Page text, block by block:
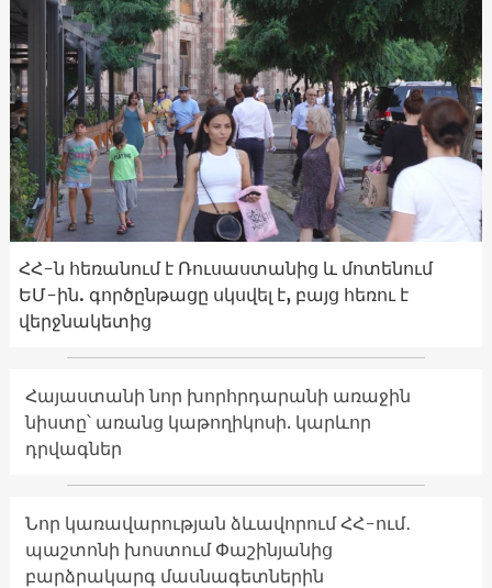
ՀՀ-ն հեռանում է Ռուսաստանից և մոտենում
ԵՄ-ին. գործընթացը սկսվել է, բայց հեռու է
վերջնակետից
Հայաստանի նոր խորհրդարանի առաջին
նիստը՝ առանց կաթողիկոսի. կարևոր
դրվագներ
Նոր կառավարության ձևավորում ՀՀ-ում․
պաշտոնի խոստում Փաշինյանից
բարձրակարգ մասնագետներին